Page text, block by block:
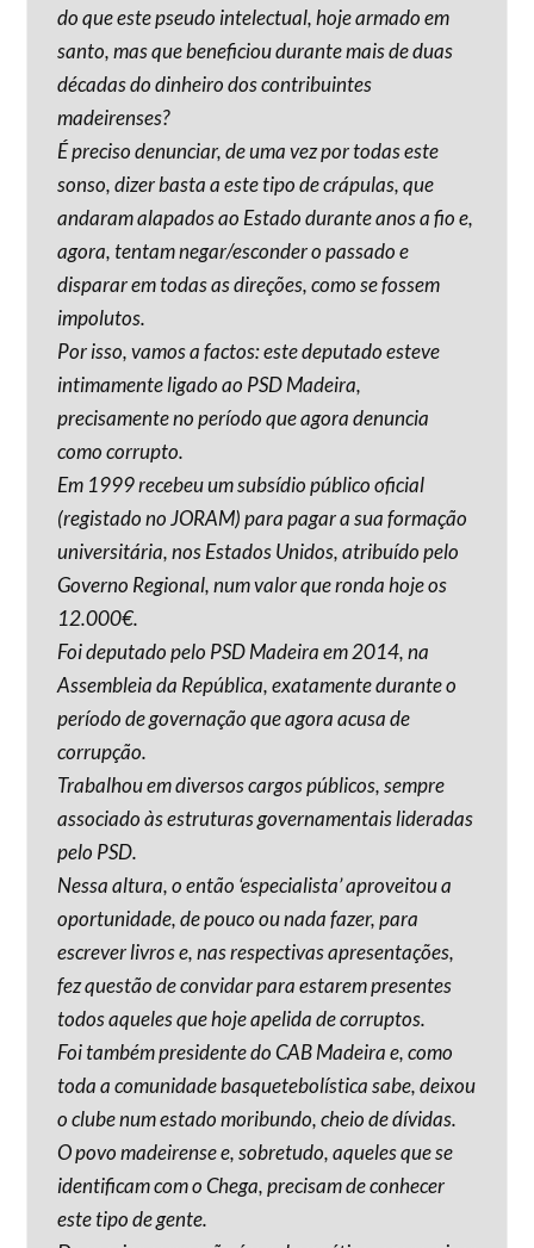
do que este pseudo intelectual, hoje armado em
santo, mas que beneficiou durante mais de duas
décadas do dinheiro dos contribuintes
madeirenses?
É preciso denunciar, de uma vez por todas este
sonso, dizer basta a este tipo de crápulas, que
andaram alapados ao Estado durante anos a fio e,
agora, tentam negar/esconder o passado e
disparar em todas as direções, como se fossem
impolutos.
Por isso, vamos a factos: este deputado esteve
intimamente ligado ao PSD Madeira,
precisamente no período que agora denuncia
como corrupto.
Em 1999 recebeu um subsídio público oficial
(registado no JORAM) para pagar a sua formação
universitária, nos Estados Unidos, atribuído pelo
Governo Regional, num valor que ronda hoje os
12.000€.
Foi deputado pelo PSD Madeira em 2014, na
Assembleia da República, exatamente durante o
período de governação que agora acusa de
corrupção.
Trabalhou em diversos cargos públicos, sempre
associado às estruturas governamentais lideradas
pelo PSD.
Nessa altura, o então ‘especialista’ aproveitou a
oportunidade, de pouco ou nada fazer, para
escrever livros e, nas respectivas apresentações,
fez questão de convidar para estarem presentes
todos aqueles que hoje apelida de corruptos.
Foi também presidente do CAB Madeira e, como
toda a comunidade basquetebolística sabe, deixou
o clube num estado moribundo, cheio de dívidas.
O povo madeirense e, sobretudo, aqueles que se
identificam com o Chega, precisam de conhecer
este tipo de gente.